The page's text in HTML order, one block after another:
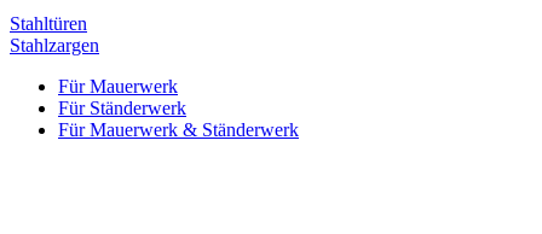
Stahltüren
Stahlzargen
Für Mauerwerk
Für Ständerwerk
Für Mauerwerk & Ständerwerk